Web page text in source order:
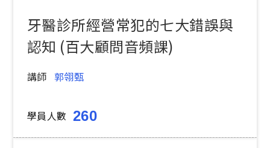
牙醫診所經營常犯的七大錯誤與
認知 (百大顧問音頻課)
講師 郭翎甄
學員人數 260